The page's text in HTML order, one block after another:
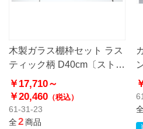
木製ガラス棚枠セット ラス
ティック柄 D40cm〔ストエ
キオリジナル〕
￥17,710～
￥20,460 （税込）
61-31-23
全2商品